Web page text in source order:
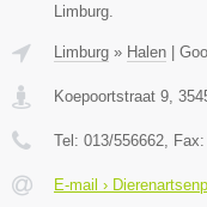
Limburg.
Limburg » Halen
Koepoortstraat 9,
Tel: 013/556662, Fax:
E-mail ›